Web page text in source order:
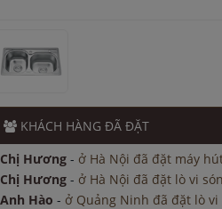
KHÁCH HÀNG ĐÃ ĐẶT
Chị Hương
Anh Nam
ở Quảng Ninh đã đặt
Anh Quang
ở Hải Phòng đã đặt
Chị Hương - ở Hà Nội đã đặt máy
Chị Hương - ở Hà Nội đã đặt lò vi
Anh Hào - ở Quảng Ninh đã đặt lò